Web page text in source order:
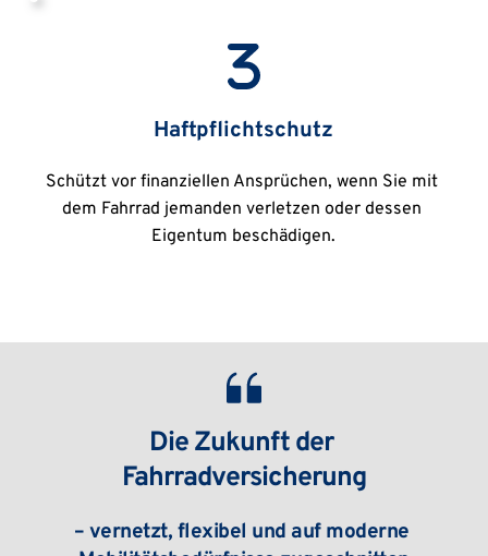
Haftpflichtschutz
Schützt vor finanziellen Ansprüchen, wenn Sie mit
dem Fahrrad jemanden verletzen oder dessen
Eigentum beschädigen.
Die Zukunft der
Fahrradversicherung
– vernetzt, flexibel und auf moderne